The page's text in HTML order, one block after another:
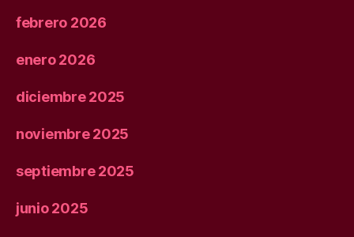
febrero 2026
enero 2026
diciembre 2025
noviembre 2025
septiembre 2025
junio 2025